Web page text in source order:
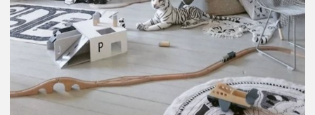
Soziales Netzwerk
Instagram
Facebook
Portfolio
Behance
AGB
Datenschutz